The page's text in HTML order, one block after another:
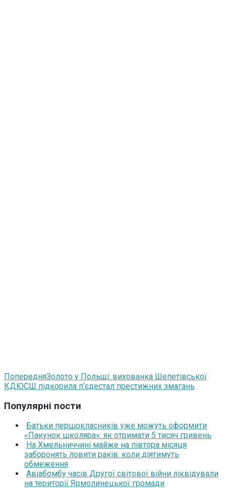
ПопередняЗолото у Польщі: вихованка Шепетівської
КДЮСШ підкорила п’єдестал престижних змагань
Популярні пости
Батьки першокласників уже можуть оформити
«Пакунок школяра»: як отримати 5 тисяч гривень
На Хмельниччині майже на півтора місяця
заборонять ловити раків: коли діятимуть
обмеження
Авіабомбу часів Другої світової війни ліквідували
на території Ярмолинецької громади